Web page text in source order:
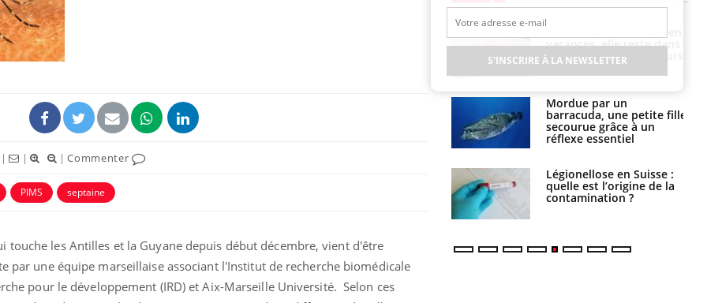
| | |Commenter
PIMS septaine
touche les Antilles et la Guyane depuis début décembre, vient d'être
par une équipe marseillaise associant l'Institut de recherche biomédicale
pour le développement (IRD) et Aix-Marseille Université. Selon ces
Grossesse et chaleur : ce
que dit la science
l'apprentissage de la
lecture ?
vacances, elle reste dans
le coma pendant 42 jours
Mordue par un
barracuda, une petite fille
secourue grâce à un
réflexe essentiel
Légionellose en Suisse :
quelle est l’origine de la
contamination ?
une nouvelle arme contre
les réactions sévères
Comment gérer le
sommeil des enfants en
vacances ?
Bilan prévention : ce que
les kinés pourront
bientôt faire
S'INSCRIRE À LA NEWSLETTER